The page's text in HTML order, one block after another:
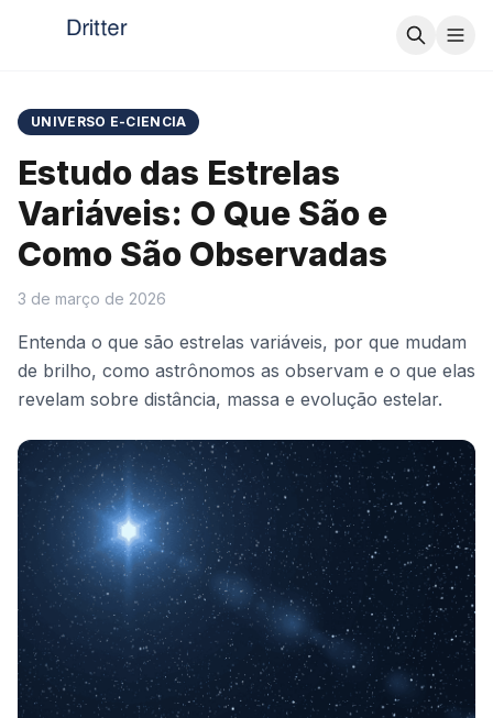
UNIVERSO E-CIENCIA
Estudo das Estrelas
Variáveis: O Que São e
Como São Observadas
3 de março de 2026
Entenda o que são estrelas variáveis, por que mudam
de brilho, como astrônomos as observam e o que elas
revelam sobre distância, massa e evolução estelar.